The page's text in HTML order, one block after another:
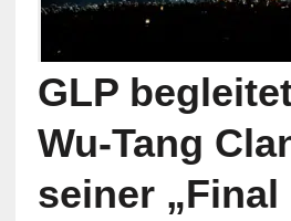
GLP
Wu-Tang
seiner „Final